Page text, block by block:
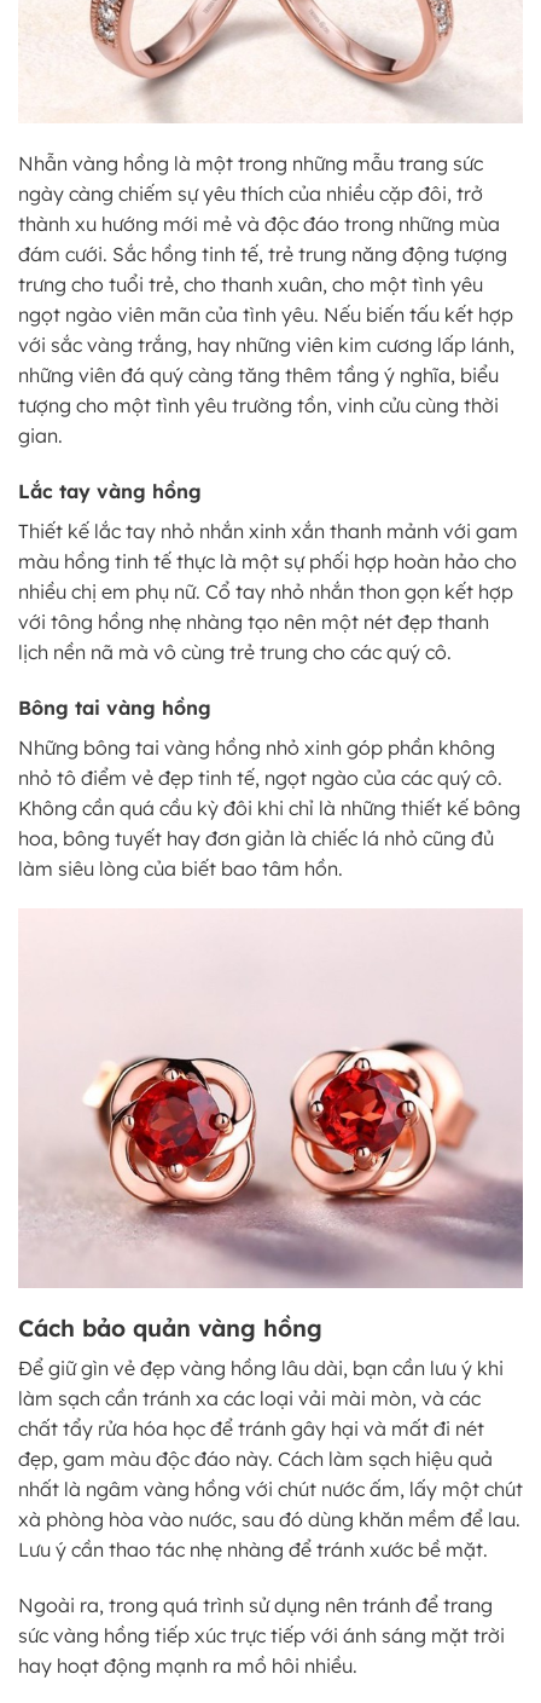
Nhẫn vàng hồng là một trong những mẫu trang sức
ngày càng chiếm sự yêu thích của nhiều cặp đôi, trở
thành xu hướng mới mẻ và độc đáo trong những mùa
đám cưới. Sắc hồng tinh tế, trẻ trung năng động tượng
trưng cho tuổi trẻ, cho thanh xuân, cho một tình yêu
ngọt ngào viên mãn của tình yêu. Nếu biến tấu kết hợp
với sắc vàng trắng, hay những viên kim cương lấp lánh,
những viên đá quý càng tăng thêm tầng ý nghĩa, biểu
tượng cho một tình yêu trường tồn, vinh cửu cùng thời
gian.
Lắc tay vàng hồng
Thiết kế lắc tay nhỏ nhắn xinh xắn thanh mảnh với gam
màu hồng tinh tế thực là một sự phối hợp hoàn hảo cho
nhiều chị em phụ nữ. Cổ tay nhỏ nhắn thon gọn kết hợp
với tông hồng nhẹ nhàng tạo nên một nét đẹp thanh
lịch nền nã mà vô cùng trẻ trung cho các quý cô.
Bông tai vàng hồng
Những bông tai vàng hồng nhỏ xinh góp phần không
nhỏ tô điểm vẻ đẹp tinh tế, ngọt ngào của các quý cô.
Không cần quá cầu kỳ đôi khi chỉ là những thiết kế bông
hoa, bông tuyết hay đơn giản là chiếc lá nhỏ cũng đủ
làm siêu lòng của biết bao tâm hồn.
Cách bảo quản vàng hồng
Để giữ gìn vẻ đẹp vàng hồng lâu dài, bạn cần lưu ý khi
làm sạch cần tránh xa các loại vải mài mòn, và các
chất tẩy rửa hóa học để tránh gây hại và mất đi nét
đẹp, gam màu độc đáo này. Cách làm sạch hiệu quả
nhất là ngâm vàng hồng với chút nước ấm, lấy một chút
xà phòng hòa vào nước, sau đó dùng khăn mềm để lau.
Lưu ý cần thao tác nhẹ nhàng để tránh xước bề mặt.
Ngoài ra, trong quá trình sử dụng nên tránh để trang
sức vàng hồng tiếp xúc trực tiếp với ánh sáng mặt trời
hay hoạt động mạnh ra mồ hôi nhiều.